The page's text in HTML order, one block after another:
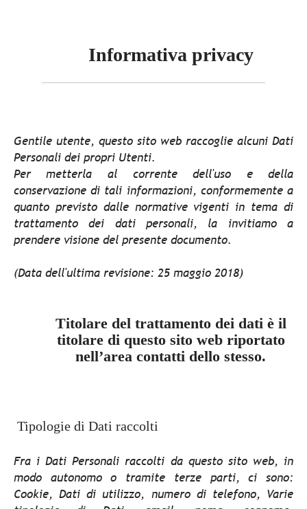
Informativa privacy
Gentile utente, questo sito web raccoglie alcuni Dati
Personali dei propri Utenti.
Per metterla al corrente dell'uso e della
conservazione di tali informazioni, conformemente a
quanto previsto dalle normative vigenti in tema di
trattamento dei dati personali, la invitiamo a
prendere visione del presente documento.
(Data dell'ultima revisione: 25 maggio 2018)
Titolare del trattamento dei dati è il
titolare di questo sito web riportato
nell’area contatti dello stesso.
Tipologie di Dati raccolti
Fra i Dati Personali raccolti da questo sito web, in
modo autonomo o tramite terze parti, ci sono:
Cookie, Dati di utilizzo, numero di telefono, Varie